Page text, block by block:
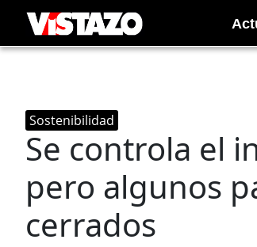
Sostenibilidad
Se controla el
pero algunos
cerrados